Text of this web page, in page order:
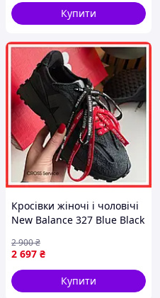
Купити
Кросівки жіночі і чоловічі
New Balance 327 Blue Black
327 сині чорні сірі
2 697 ₴
2 900₴
Купити